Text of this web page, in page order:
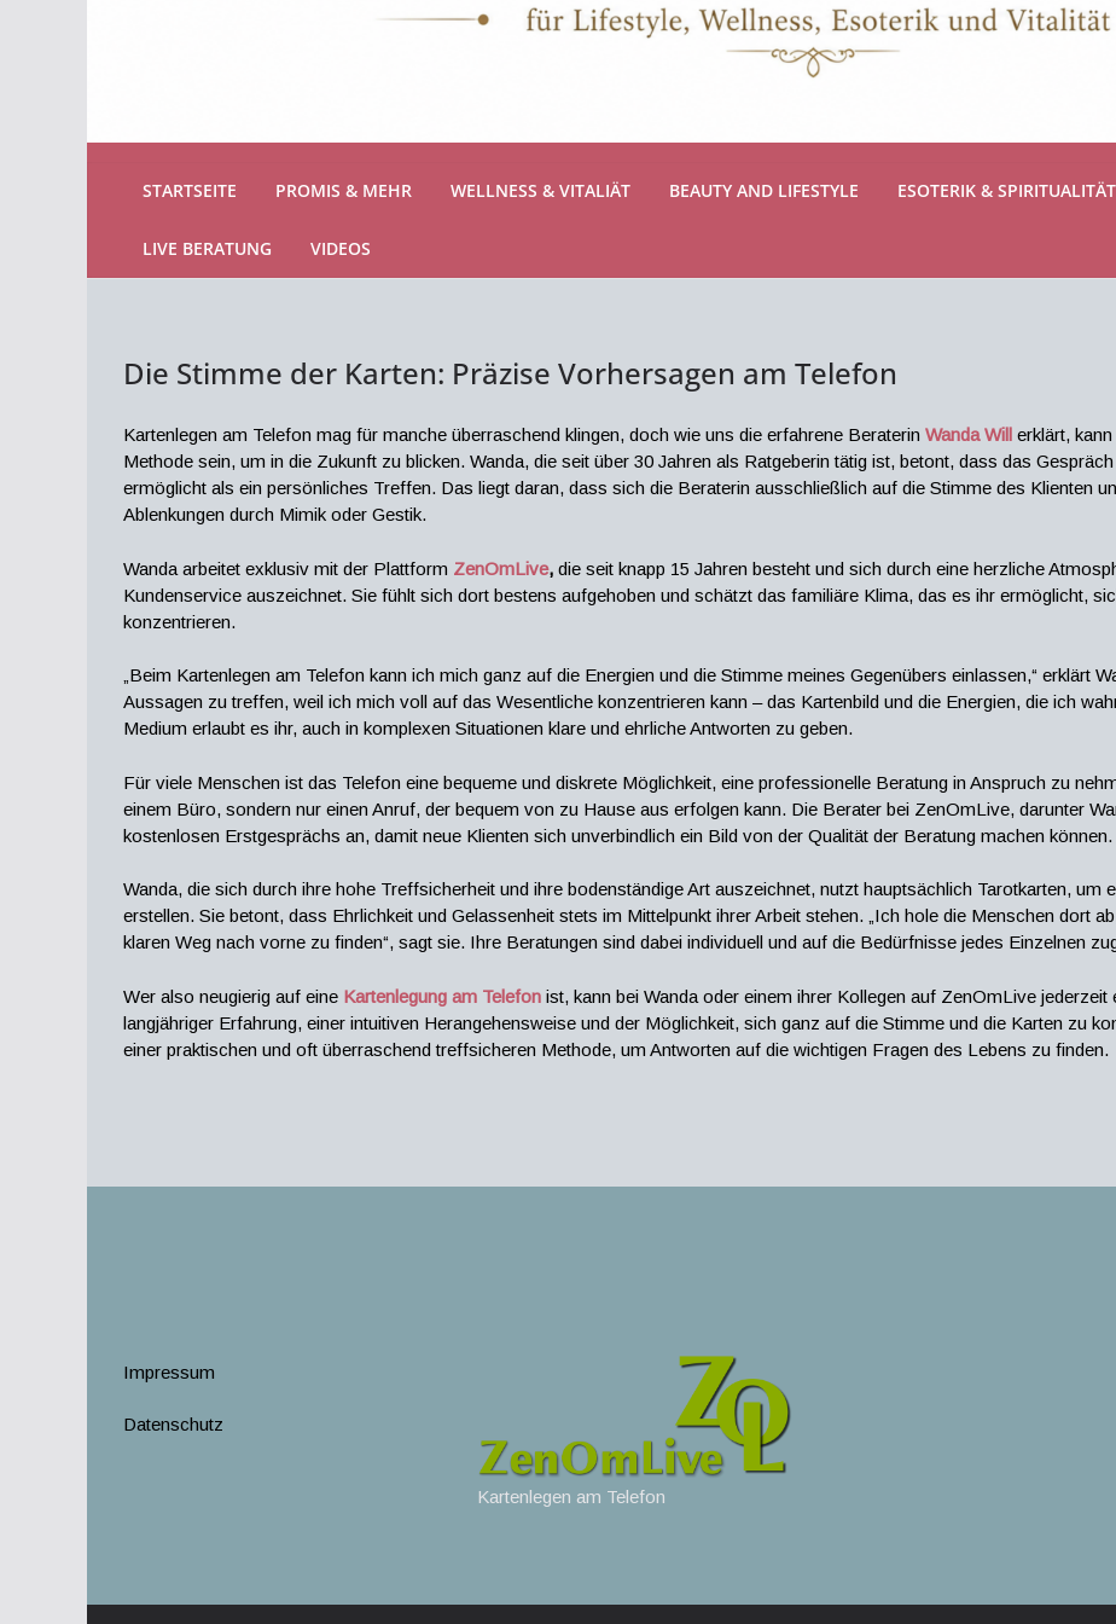
STARTSEITE PROMIS & MEHR WELLNESS & VITALIÄT BEAUTY AND LIFESTYLE ESOTERIK & SPIRITUALITÄT
LIVE BERATUNG VIDEOS
Die Stimme der Karten: Präzise Vorhersagen am Telefon
Kartenlegen am Telefon mag für manche überraschend klingen, doch wie uns die erfahrene Beraterin Wanda Will erklärt,
Methode sein, um in die Zukunft zu blicken. Wanda, die seit über 30 Jahren als Ratgeberin tätig ist, betont, dass das
ermöglicht als ein persönliches Treffen. Das liegt daran, dass sich die Beraterin ausschließlich auf die Stimme des Klienten
Ablenkungen durch Mimik oder Gestik.
Wanda arbeitet exklusiv mit der Plattform ZenOmLive, die seit knapp 15 Jahren besteht und sich durch eine herzliche
Kundenservice auszeichnet. Sie fühlt sich dort bestens aufgehoben und schätzt das familiäre Klima, das es ihr ermöglicht,
konzentrieren.
„Beim Kartenlegen am Telefon kann ich mich ganz auf die Energien und die Stimme meines Gegenübers einlassen,“ erklärt
Aussagen zu treffen, weil ich mich voll auf das Wesentliche konzentrieren kann – das Kartenbild und die Energien, die ich
Medium erlaubt es ihr, auch in komplexen Situationen klare und ehrliche Antworten zu geben.
Für viele Menschen ist das Telefon eine bequeme und diskrete Möglichkeit, eine professionelle Beratung in Anspruch zu
einem Büro, sondern nur einen Anruf, der bequem von zu Hause aus erfolgen kann. Die Berater bei ZenOmLive, darunter
kostenlosen Erstgesprächs an, damit neue Klienten sich unverbindlich ein Bild von der Qualität der Beratung machen können.
Wanda, die sich durch ihre hohe Treffsicherheit und ihre bodenständige Art auszeichnet, nutzt hauptsächlich Tarotkarten, um
erstellen. Sie betont, dass Ehrlichkeit und Gelassenheit stets im Mittelpunkt ihrer Arbeit stehen. „Ich hole die Menschen dort
klaren Weg nach vorne zu finden“, sagt sie. Ihre Beratungen sind dabei individuell und auf die Bedürfnisse jedes Einzelnen
Wer also neugierig auf eine Kartenlegung am Telefon ist, kann bei Wanda oder einem ihrer Kollegen auf ZenOmLive
langjähriger Erfahrung, einer intuitiven Herangehensweise und der Möglichkeit, sich ganz auf die Stimme und die Karten zu
einer praktischen und oft überraschend treffsicheren Methode, um Antworten auf die wichtigen Fragen des Lebens zu finden.
Impressum
Datenschutz
Kartenlegen am Telefon